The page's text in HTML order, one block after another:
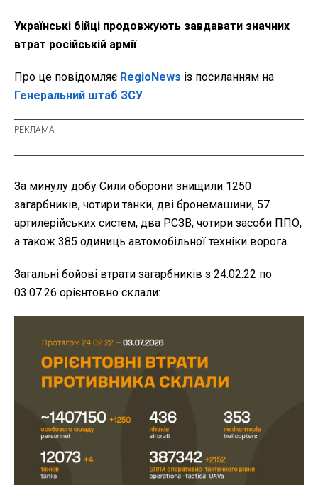
Українські бійці продовжують завдавати значних
втрат російській армії
Про це повідомляє RegioNews із посиланням на
Генеральний штаб ЗСУ.
За минулу добу Сили оборони знищили 1250
загарбників, чотири танки, дві бронемашини, 57
артилерійських систем, два РСЗВ, чотири засоби ППО,
а також 385 одиниць автомобільної техніки ворога.
Загальні бойові втрати загарбників з 24.02.22 по
03.07.26 орієнтовно склали: